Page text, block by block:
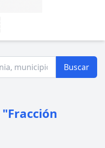
Buscar
"Fracción